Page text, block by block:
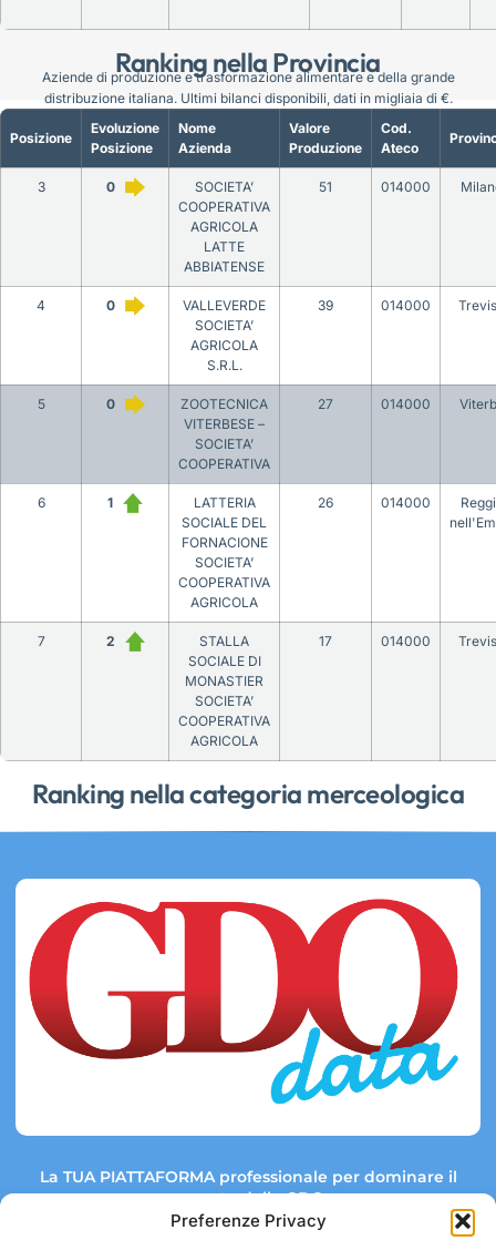
Preferenze Privacy
Ranking nella Provincia
Ranking nella categoria merceologica
Posizione
Evoluzione
Posizione
Nome
Azienda
Valore
Produzione
Cod.
Ateco
3 0
SOCIETA’
COOPERATIVA
AGRICOLA
LATTE
ABBIATENSE
51 014000
4 0
VALLEVERDE
SOCIETA’
AGRICOLA
S.R.L.
39 014000
5 0
ZOOTECNICA
VITERBESE –
SOCIETA’
COOPERATIVA
27 014000
6 1
LATTERIA
SOCIALE DEL
FORNACIONE
SOCIETA’
COOPERATIVA
AGRICOLA
26 014000
7 2
STALLA
SOCIALE DI
MONASTIER
SOCIETA’
COOPERATIVA
AGRICOLA
17 014000
Aziende di produzione e trasformazione alimentare e della grande
distribuzione italiana. Ultimi bilanci disponibili, dati in migliaia di €.
La TUA PIATTAFORMA professionale per dominare il
mercato della GDO.